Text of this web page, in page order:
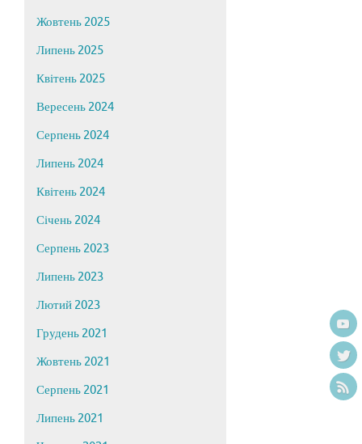
Жовтень 2025
Липень 2025
Квітень 2025
Вересень 2024
Серпень 2024
Липень 2024
Квітень 2024
Січень 2024
Серпень 2023
Липень 2023
Лютий 2023
Грудень 2021
Жовтень 2021
Серпень 2021
Липень 2021